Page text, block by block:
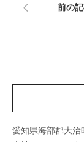
前の
愛知県海部郡大治